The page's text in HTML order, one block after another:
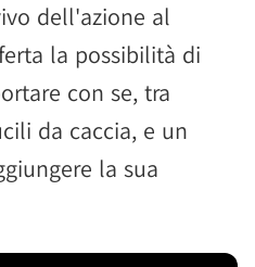
dell'azione al
la possibilità di
con se, tra
da caccia, e un
la sua